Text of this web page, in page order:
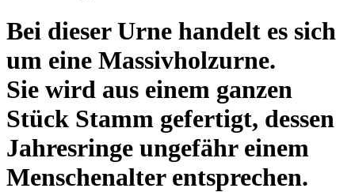
Bei dieser Urne handelt es sich
um eine Massivholzurne.
Sie wird aus einem ganzen
Stück Stamm gefertigt, dessen
Jahresringe ungefähr einem
Menschenalter entsprechen.